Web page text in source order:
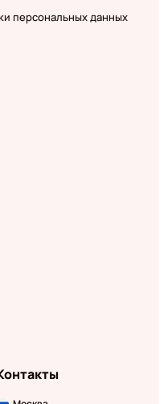
персональных данных